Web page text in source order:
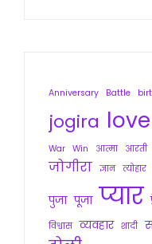
Anniversary Battle
jogira love
War Win आत्मा आरती
जोगीरा ज्ञान त्योहार
पुजा पूजा प्यार
विश्वास व्यवहार शादी